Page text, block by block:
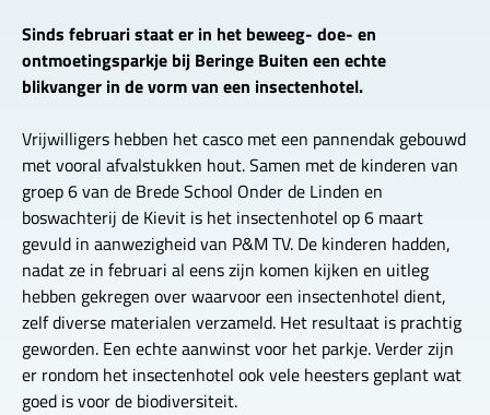
Sinds februari staat er in het beweeg- doe- en
ontmoetingsparkje bij Beringe Buiten een echte
blikvanger in de vorm van een insectenhotel.
Vrijwilligers hebben het casco met een pannendak gebouwd
met vooral afvalstukken hout. Samen met de kinderen van
groep 6 van de Brede School Onder de Linden en
boswachterij de Kievit is het insectenhotel op 6 maart
gevuld in aanwezigheid van P&M TV. De kinderen hadden,
nadat ze in februari al eens zijn komen kijken en uitleg
hebben gekregen over waarvoor een insectenhotel dient,
zelf diverse materialen verzameld. Het resultaat is prachtig
geworden. Een echte aanwinst voor het parkje. Verder zijn
er rondom het insectenhotel ook vele heesters geplant wat
goed is voor de biodiversiteit.